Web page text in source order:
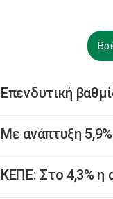
Επενδυτική
Με ανάπτυξη
ΚΕΠΕ: Στο 4,3% η